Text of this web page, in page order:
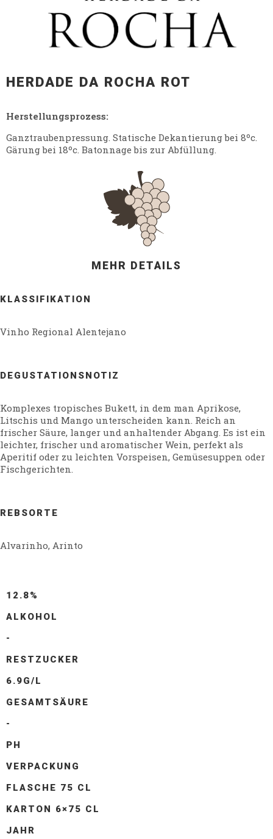
HERDADE DA ROCHA ROT
Herstellungsprozess:
Ganztraubenpressung. Statische Dekantierung bei 8ºc.
Gärung bei 18ºc. Batonnage bis zur Abfüllung.
MEHR DETAILS
KLASSIFIKATION
Vinho Regional Alentejano
DEGUSTATIONSNOTIZ
Komplexes tropisches Bukett, in dem man Aprikose,
Litschis und Mango unterscheiden kann. Reich an
frischer Säure, langer und anhaltender Abgang. Es ist ein
leichter, frischer und aromatischer Wein, perfekt als
Aperitif oder zu leichten Vorspeisen, Gemüsesuppen oder
Fischgerichten.
REBSORTE
Alvarinho, Arinto
12.8%
ALKOHOL
-
RESTZUCKER
6.9G/L
GESAMTSÄURE
-
PH
VERPACKUNG
FLASCHE 75 CL
KARTON 6×75 CL
JAHR